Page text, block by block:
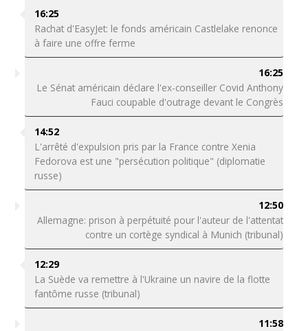
16:25
Rachat d'EasyJet: le fonds américain Castlelake renonce
à faire une offre ferme
16:25
Le Sénat américain déclare l'ex-conseiller Covid Anthony
Fauci coupable d'outrage devant le Congrès
14:52
L'arrêté d'expulsion pris par la France contre Xenia
Fedorova est une "persécution politique" (diplomatie
russe)
12:50
Allemagne: prison à perpétuité pour l'auteur de l'attentat
contre un cortège syndical à Munich (tribunal)
12:29
La Suède va remettre à l'Ukraine un navire de la flotte
fantôme russe (tribunal)
11:58